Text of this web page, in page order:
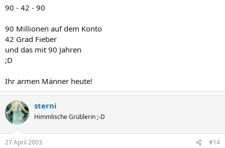
90 - 42 - 90
90 Millionen auf dem Konto
42 Grad Fieber
und das mit 90 Jahren
;D
Ihr armen Männer heute!
sterni
Himmlische Grüblerin ;-D
27 April 2003 #14